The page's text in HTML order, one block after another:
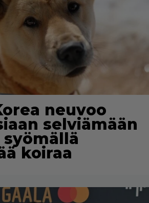
neuvoo
selviämään
koiraa